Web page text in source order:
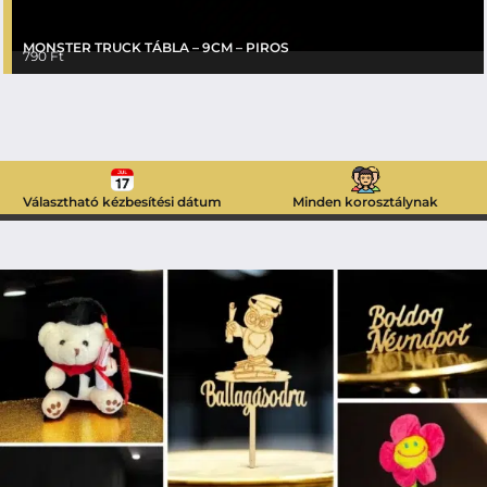
MONSTER TRUCK TÁBLA – 9CM – PIROS
790Ft
Választható kézbesítési dátum Minden korosztálynak